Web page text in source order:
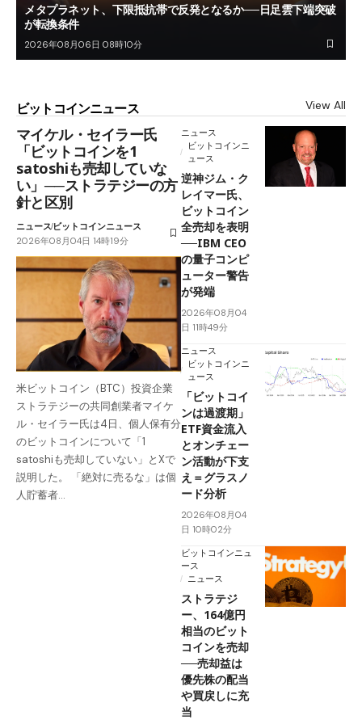
メタプラネット、下限抵抗帯で反発となるか──日足雲下端突破
が転換条件
2026年08月06日 08時10分
ビットコインニュース View All
マイケル・セイラー氏
「ビットコインを1
satoshiも売却していな
い」──ストラテジーの方
針と区別
ニュースビットコインニュース
2026年08月04日 14時19分
米ビットコイン（BTC）投資企業
ストラテジーの共同創業者マイケ
ル・セイラー氏は4日、個人保有分
のビットコインについて「1
satoshiも売却していない」とXで
説明した。 「絶対に売るな」は個
人貯蓄者…
ニュース
ビットコインニ
ュース
逆神ジム・ク
レイマー氏、
ビットコイン
全売却を表明
──IBM CEO
の量子コンピ
ューター警告
が発端
2026年08月04
日 11時49分
ニュース
ビットコインニ
ュース
「ビットコイ
ンは過渡期」
ETF資金流入
とオンチェー
ン活動が下支
え＝グラスノ
ード分析
2026年08月04
日 10時02分
ビットコインニュ
ース
ニュース
ストラテジ
ー、164億円
相当のビット
コインを売却
──売却益は
優先株の配当
や買戻しに充
当